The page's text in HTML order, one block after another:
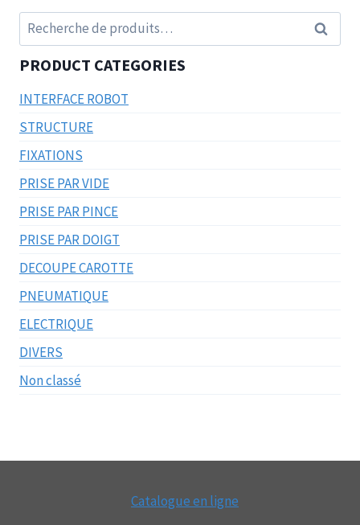
Recherche
pour :
PRODUCT CATEGORIES
INTERFACE ROBOT
STRUCTURE
FIXATIONS
PRISE PAR VIDE
PRISE PAR PINCE
PRISE PAR DOIGT
DECOUPE CAROTTE
PNEUMATIQUE
ELECTRIQUE
DIVERS
Non classé
Catalogue en ligne